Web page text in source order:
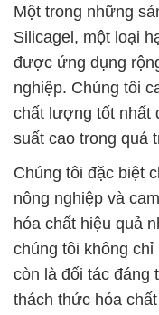
Một trong những
Silicagel, một loại
được ứng dụng
nghiệp. Chúng tôi
chất lượng tốt nhất
suất cao trong quá
Chúng tôi đặc biệt
nông nghiệp và
hóa chất hiệu quả
chúng tôi không
còn là đối tác đáng
thách thức hóa